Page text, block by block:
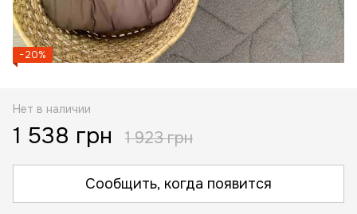
−20%
Нет в наличии
1 538 грн 1 923 грн
Сообщить, когда появится